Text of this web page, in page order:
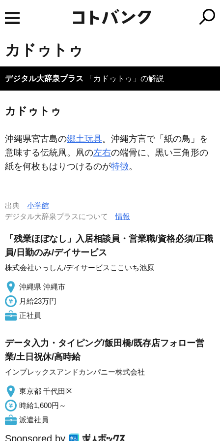
カドゥトゥ
デジタル大辞泉プラス 「カドゥトゥ」の解説
カドゥトゥ
沖縄県宮古島の郷土玩具。沖縄方言で「紙の鳥」を
意味する伝統凧。凧の左右の端骨に、黒い三角形の
紙を何枚もはりつけるのが特徴。
出典 小学館
デジタル大辞泉プラスについて情報
「残業ほぼなし」入居相談員・営業職/資格必須/正職
員/日勤のみ/デイサービス
株式会社いっしん/デイサービスここいち池原
沖縄県 沖縄市
月給23万円
正社員
データ入力・タイピング/飯田橋/既存店フォロー営
業/土日祝休/高時給
インプレックスアンドカンパニー株式会社
東京都 千代田区
時給1,600円～
派遣社員
Sponsored by